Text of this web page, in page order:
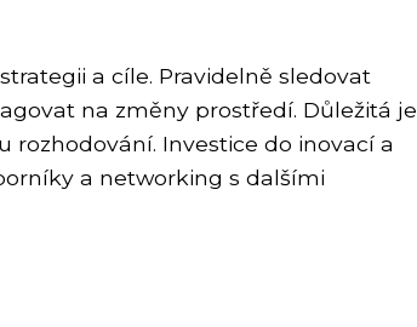
a cíle. Pravidelně sledovat
na změny prostředí. Důležitá je
Investice do inovací a
a networking s dalšími